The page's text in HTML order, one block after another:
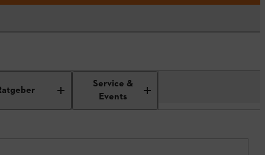
Service &
Events